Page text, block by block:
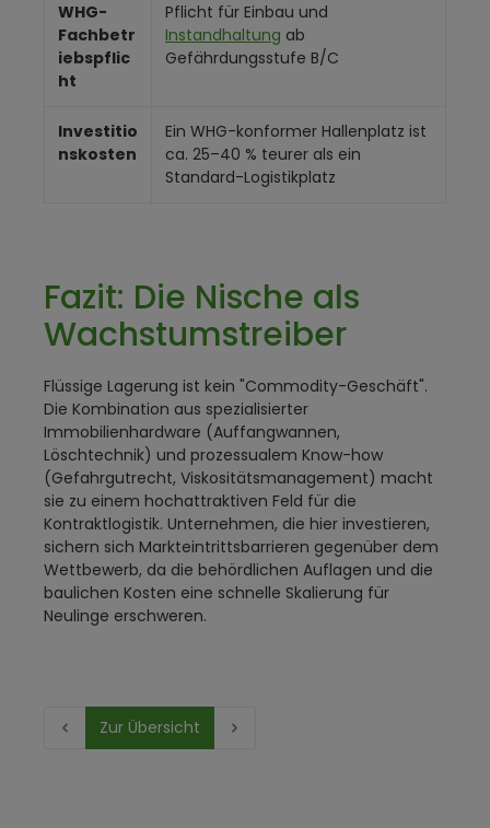
WHG-
Fachbetr
iebspflic
ht
Pflicht für Einbau und
Instandhaltung ab
Gefährdungsstufe B/C
Investitio
nskosten
Ein WHG-konformer Hallenplatz ist
ca. 25–40 % teurer als ein
Standard-Logistikplatz
Fazit: Die Nische als
Wachstumstreiber
Flüssige Lagerung ist kein "Commodity-Geschäft".
Die Kombination aus spezialisierter
Immobilienhardware (Auffangwannen,
Löschtechnik) und prozessualem Know-how
(Gefahrgutrecht, Viskositätsmanagement) macht
sie zu einem hochattraktiven Feld für die
Kontraktlogistik. Unternehmen, die hier investieren,
sichern sich Markteintrittsbarrieren gegenüber dem
Wettbewerb, da die behördlichen Auflagen und die
baulichen Kosten eine schnelle Skalierung für
Neulinge erschweren.
Zur Übersicht